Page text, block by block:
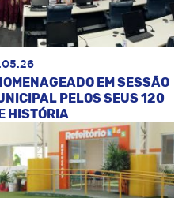
EM SESSÃO
PELOS SEUS 120
HISTÓRIA